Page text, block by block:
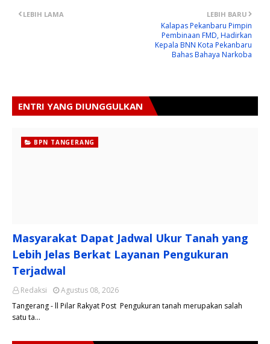
LEBIH BARU
Kalapas Pekanbaru Pimpin
Pembinaan FMD, Hadirkan
Kepala BNN Kota Pekanbaru
Bahas Bahaya Narkoba
LEBIH LAMA
ENTRI YANG DIUNGGULKAN
BPN TANGERANG
Masyarakat Dapat Jadwal Ukur Tanah yang
Lebih Jelas Berkat Layanan Pengukuran
Terjadwal
Redaksi
Agustus 08, 2026
Tangerang - ll Pilar Rakyat Post Pengukuran tanah merupakan salah
satu ta…